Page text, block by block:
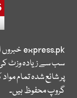
express.pk
سب سے زیادہ وزٹ
پر شائع شدہ تمام
گروپ محفوظ ہیں۔